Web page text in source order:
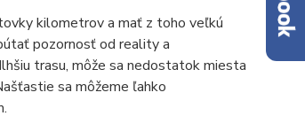
kilometrov a mať z toho veľkú
pozornosť od reality a
trasu, môže sa nedostatok miesta
sa môžeme ľahko